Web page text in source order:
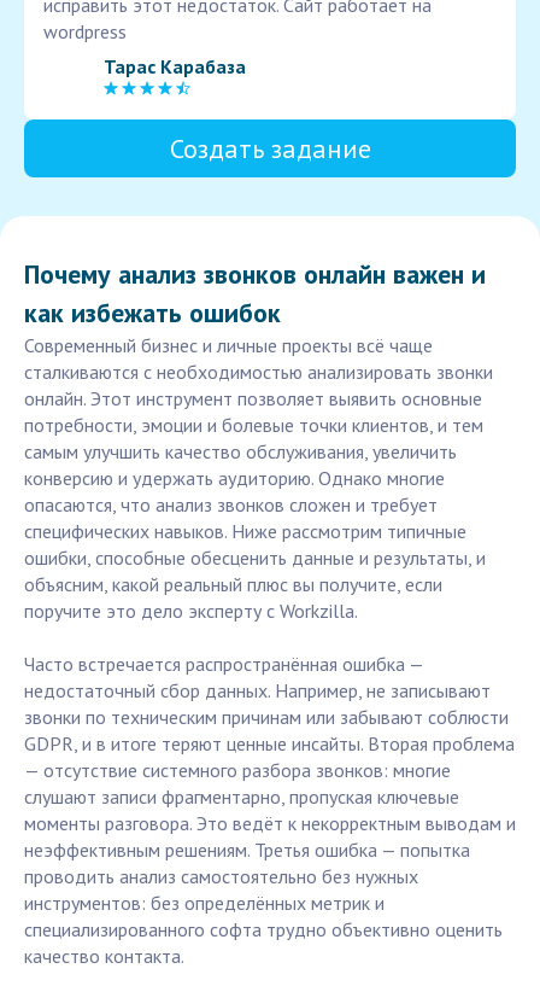
исправить этот недостаток. Сайт работает на
wordpress
Тарас Карабаза
Создать задание
Почему анализ звонков онлайн важен и
как избежать ошибок
Современный бизнес и личные проекты всё чаще
сталкиваются с необходимостью анализировать звонки
онлайн. Этот инструмент позволяет выявить основные
потребности, эмоции и болевые точки клиентов, и тем
самым улучшить качество обслуживания, увеличить
конверсию и удержать аудиторию. Однако многие
опасаются, что анализ звонков сложен и требует
специфических навыков. Ниже рассмотрим типичные
ошибки, способные обесценить данные и результаты, и
объясним, какой реальный плюс вы получите, если
поручите это дело эксперту с Workzilla.
Часто встречается распространённая ошибка —
недостаточный сбор данных. Например, не записывают
звонки по техническим причинам или забывают соблюсти
GDPR, и в итоге теряют ценные инсайты. Вторая проблема
— отсутствие системного разбора звонков: многие
слушают записи фрагментарно, пропуская ключевые
моменты разговора. Это ведёт к некорректным выводам и
неэффективным решениям. Третья ошибка — попытка
проводить анализ самостоятельно без нужных
инструментов: без определённых метрик и
специализированного софта трудно объективно оценить
качество контакта.